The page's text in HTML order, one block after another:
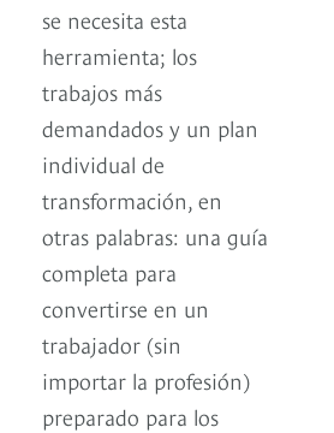
se necesita esta
herramienta; los
trabajos más
demandados y un plan
individual de
transformación, en
otras palabras: una guía
completa para
convertirse en un
trabajador (sin
importar la profesión)
preparado para los